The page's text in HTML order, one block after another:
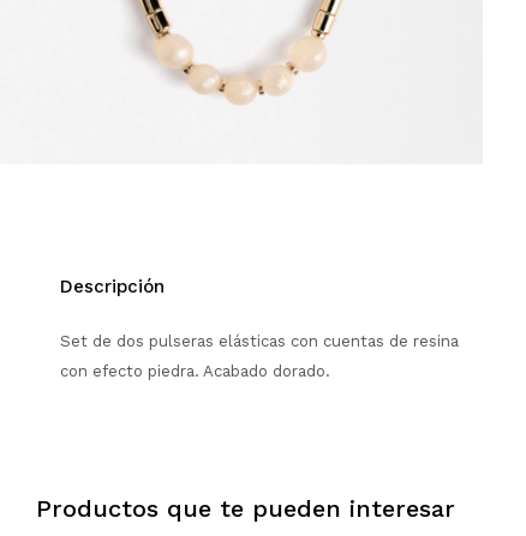
Descripción
Set de dos pulseras elásticas con cuentas de resina
con efecto piedra. Acabado dorado.
Productos que te pueden interesar